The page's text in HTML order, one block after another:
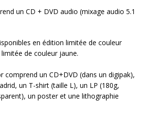
un CD + DVD audio (mixage audio 5.1
en édition limitée de couleur
de couleur jaune.
un CD+DVD (dans un digipak),
un T-shirt (taille L), un LP (180g,
un poster et une lithographie